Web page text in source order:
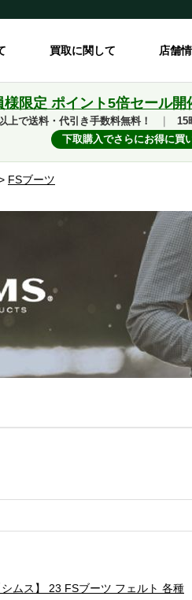
買取に関して 店舗
様限定 ポイント5倍セール開
上で送料・代引き手数料無料！
15
下取購入でさらにお得に買
FSブーツ
シムス】 23 FSブーツ フェルト 各種